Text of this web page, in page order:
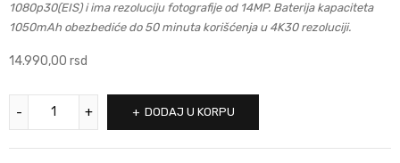
1080p30(EIS) i ima rezoluciju fotografije od 14MP. Baterija kapaciteta
1050mAh obezbediće do 50 minuta korišćenja u 4K30 rezoluciji.
14.990,00 rsd
DODAJ U KORPU